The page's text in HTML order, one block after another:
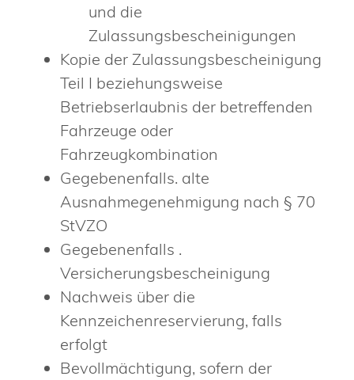
und die
Zulassungsbescheinigungen
Kopie der Zulassungsbescheinigung
Teil I beziehungsweise
Betriebserlaubnis der betreffenden
Fahrzeuge oder
Fahrzeugkombination
Gegebenenfalls. alte
Ausnahmegenehmigung nach § 70
StVZO
Gegebenenfalls .
Versicherungsbescheinigung
Nachweis über die
Kennzeichenreservierung, falls
erfolgt
Bevollmächtigung, sofern der